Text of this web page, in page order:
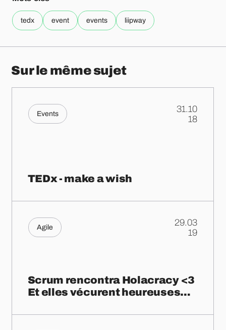
tedx event events liipway
Sur le même sujet
Events
31.10
.18
TEDx - make a wish
Agile
29.03
.19
Scrum rencontra Holacracy <3
Et elles vécurent heureuses…